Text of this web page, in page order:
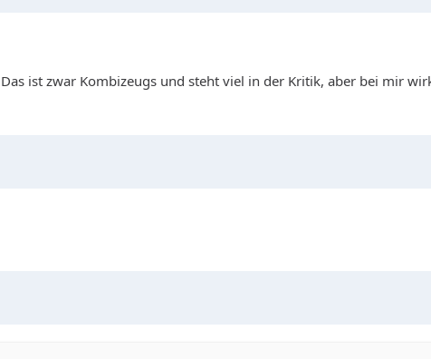
ist zwar Kombizeugs und steht viel in der Kritik, aber bei mir